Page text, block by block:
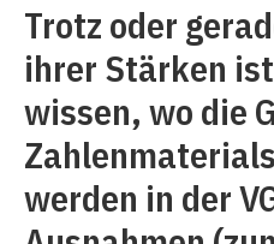
Trotz oder
ihrer Stärken
wissen, wo die
werden in der